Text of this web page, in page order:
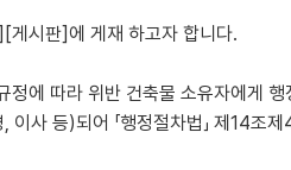
게시판]에 게재 하고자 합니다.
정에 따라 위반 건축물 소유자에게
이사 등)되어 「행정절차법」 제14조